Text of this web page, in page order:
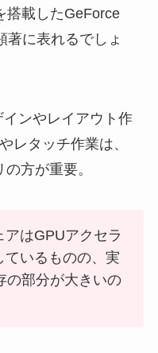
搭載したGeForce
著に表れるでしょ
ンやレイアウト作
レタッチ作業は、
方が重要。
はGPUアクセラ
ているものの、実
の部分が大きいの